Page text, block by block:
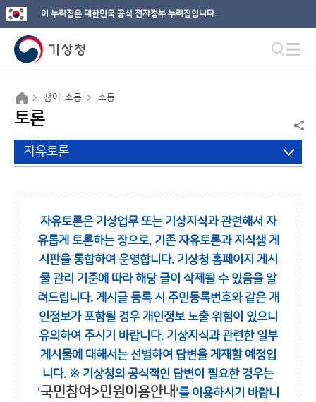
이 누리집은 대한민국 공식 전자정부 누리집입니다.
참여·소통 소통
토론
자유토론
자유토론은 기상업무 또는 기상지식과 관련해서 자
유롭게 토론하는 장으로, 기존 자유토론과 지식샘 게
시판을 통합하여 운영합니다. 기상청 홈페이지 게시
물 관리 기준에 따라 해당 글이 삭제될 수 있음을 알
려드립니다. 게시글 등록 시 주민등록번호와 같은 개
인정보가 포함될 경우 개인정보 노출 위험이 있으니
유의하여 주시기 바랍니다. 기상지식과 관련한 일부
게시물에 대해서는 선별하여 답변을 게재할 예정입
니다. ※ 기상청의 공식적인 답변이 필요한 경우는
'국민참여>민원이용안내 '를 이용하시기 바랍니